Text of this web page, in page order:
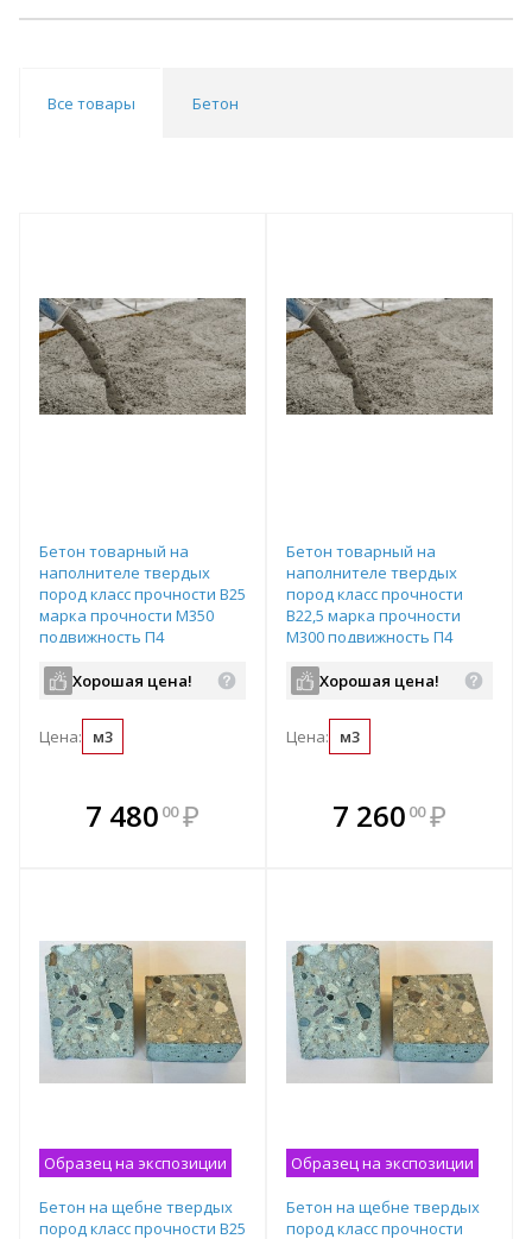
Все товары Бетон
Бетон товарный на
наполнителе твердых
пород класс прочности В25
марка прочности М350
подвижность П4
Хорошая цена!
Цена: м3
7 480 00 ₽
В комплекте
всегда выгоднее!
Бетон товарный на
наполнителе твердых
пород класс прочности
В22,5 марка прочности
М300 подвижность П4
Хорошая цена!
Цена: м3
В комплекте
всегда выгоднее!
7 260 00 ₽
Образец на экспозиции
Бетон на щебне твердых
пород класс прочности B25
Образец на экспозиции
Бетон на щебне твердых
пород класс прочности